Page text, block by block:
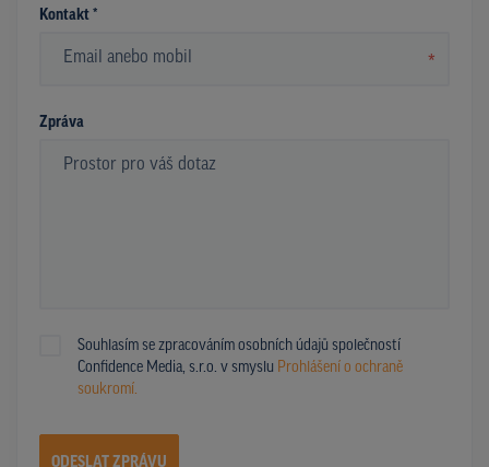
Kontakt *
*
Zpráva
Souhlasím se zpracováním osobních údajů společností
Confidence Media, s.r.o. v smyslu Prohlášení o ochraně
soukromí.
ODESLAT ZPRÁVU